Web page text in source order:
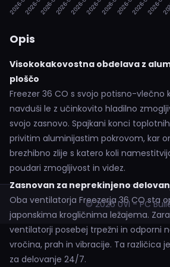
Opis
Visokokakovostna obdelava z
ploščo
Freezer 36 CO s svojo potisno-vlečno
navduši le z učinkovito hladilno
svojo zasnovo. Spajkani konci
privitim aluminijastim pokrovom, kar
brezhibno zlije s katero koli
poudari zmogljivost in videz.
Zasnovan za neprekinjeno
Oba ventilatorja Freezerja 36 CO sta
japonskima krogličnima ležajema.
ventilatorji posebej trpežni in odporni
vročina, prah in vibracije. Ta različica
za delovanje 24/7.
© 2026 UVI - PC